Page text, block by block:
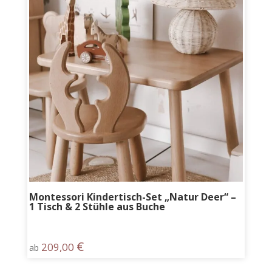
Montessori Kindertisch-Set „Natur Deer“ –
1 Tisch & 2 Stühle aus Buche
ab 209,00 €